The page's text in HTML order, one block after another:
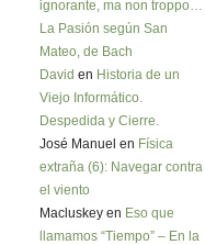
ignorante, ma non troppo…
La Pasión según San
Mateo, de Bach
David en Historia de un
Viejo Informático.
Despedida y Cierre.
José Manuel en Física
extraña (6): Navegar contra
el viento
Macluskey en Eso que
llamamos “Tiempo” – En la